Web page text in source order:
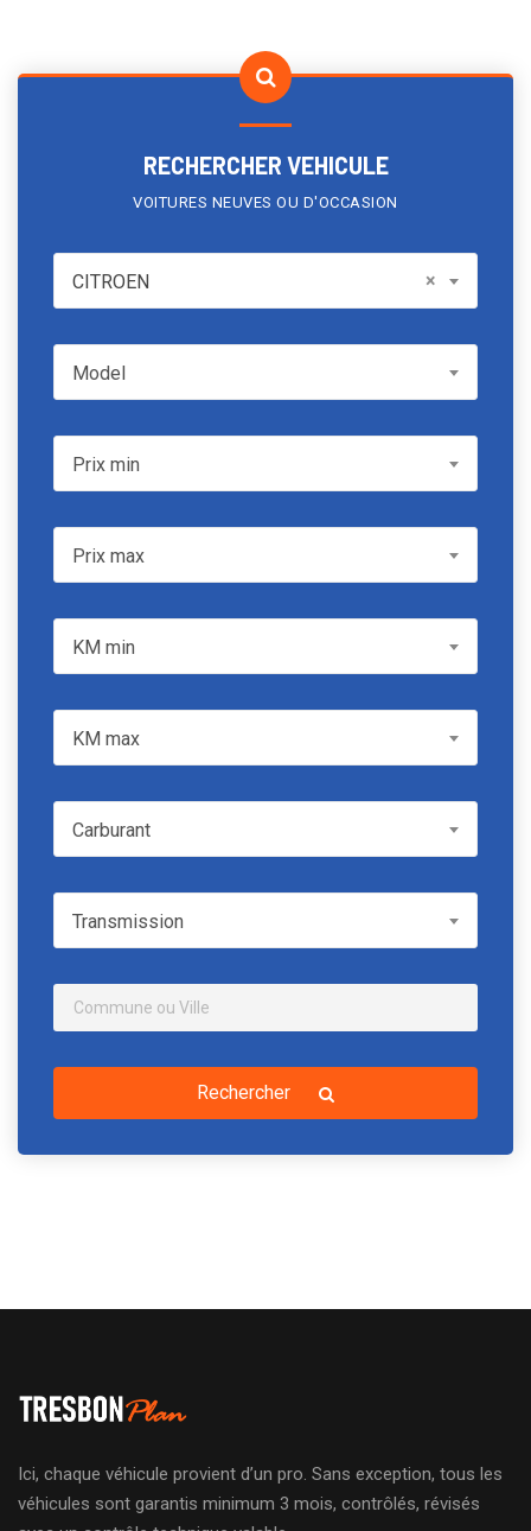
RECHERCHER VEHICULE
VOITURES NEUVES OU D'OCCASION
CITROEN ×
CITROEN
ModelModel
Prix minPrix min
Prix maxPrix max
KM min
KM max
CarburantCarburant
TransmissionTransmission
Rechercher
Ici, chaque véhicule provient d’un pro. Sans exception, tous les
véhicules sont garantis minimum 3 mois, contrôlés, révisés